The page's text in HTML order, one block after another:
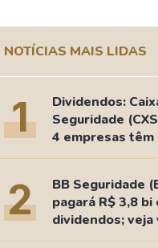
SpaceX
Ideias
Agenda de
Radar do Dividendo
NOTÍCIAS MAIS LIDAS
1
Dividendos:
Seguridade
4 empresas têm
nesta 2ª feira
2
BB Seguridade
pagará R$ 3,8 bi
dividendos;
ação